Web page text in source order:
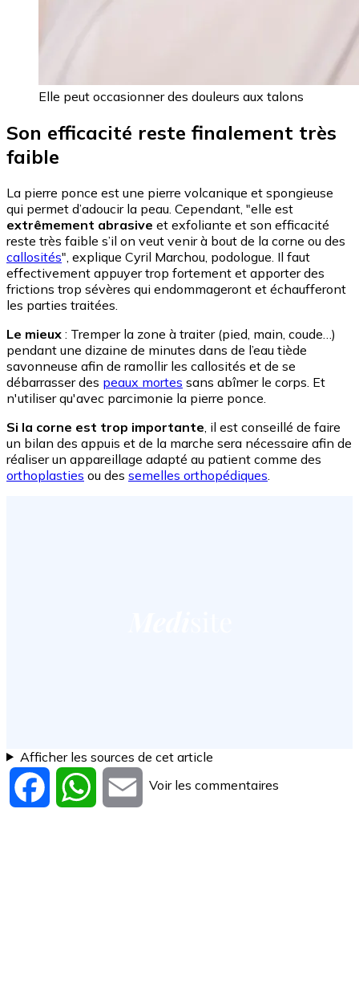
Elle peut occasionner des douleurs aux talons
Son efficacité reste finalement très
faible
La pierre ponce est une pierre volcanique et spongieuse
qui permet d’adoucir la peau. Cependant, "elle est
extrêmement abrasive et exfoliante et son efficacité
reste très faible s’il on veut venir à bout de la corne ou des
callosités", explique Cyril Marchou, podologue. Il faut
effectivement appuyer trop fortement et apporter des
frictions trop sévères qui endommageront et échaufferont
les parties traitées.
Le mieux : Tremper la zone à traiter (pied, main, coude…)
pendant une dizaine de minutes dans de l’eau tiède
savonneuse afin de ramollir les callosités et de se
débarrasser des peaux mortes sans abîmer le corps. Et
n'utiliser qu'avec parcimonie la pierre ponce.
Si la corne est trop importante , il est conseillé de faire
un bilan des appuis et de la marche sera nécessaire afin de
réaliser un appareillage adapté au patient comme des
orthoplasties ou des semelles orthopédiques
Afficher les sources de cet article
Facebook WhatsApp
Email
Voir les commentaires